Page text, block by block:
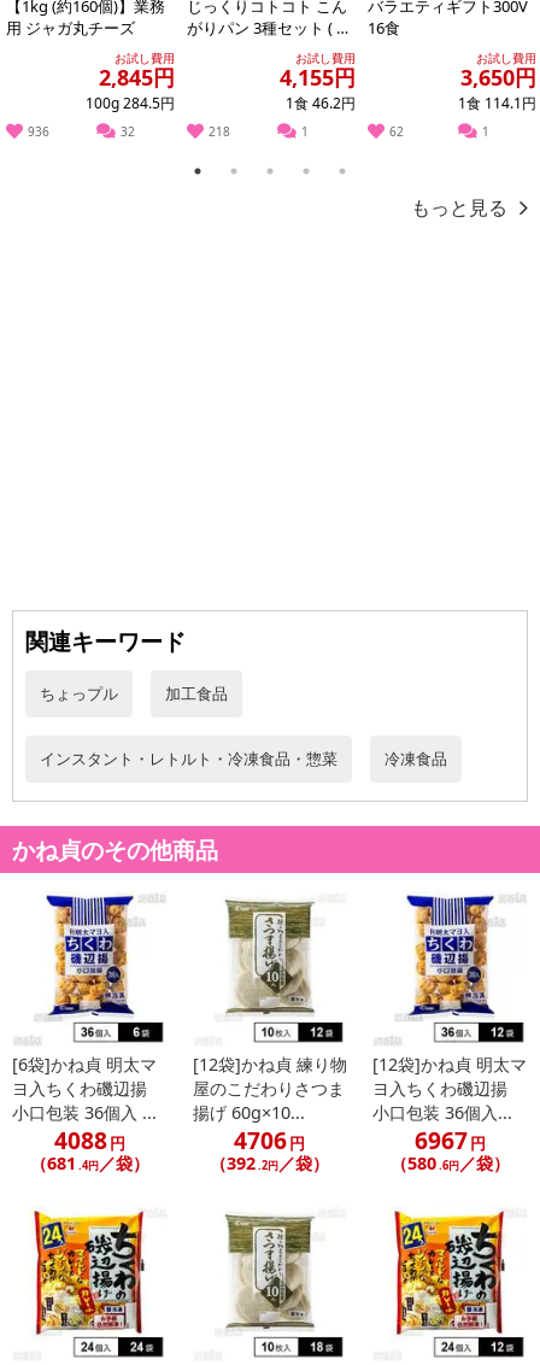
こちらの商品はクール便(冷凍)でのお届けとなります。確実に受
け取りが可能な方のみお申し込みください。
※こちらの商品は、沖縄・離島地域またはクール便でのお届けが出
来ない地域の方は、お申込みいただけませんので、ご了承ください
ませ。
※配送時に、ご不在でお受け取りいただけなかった場合、通常より
保管期間が短くなっておりますので、お早目に配送業者へ再配達を
また、[新たな加工食品の原料原産地表示制度]の経過措置期間の終
了により、商品詳細内に記載の原産国・原材料の表記が旧表記の場
あらかじめご了承いただいた上でお申込みください。なお、本理由
※送料はお試し費用に含まれております。
※お支払い方法は、電話料金合算払い、クレジットカード、dポイン
トの利用となります。
【発送・お届け・商品について】
※お申込み頂きました商品の同梱、お届けの日時指定はいたしかね
ます。
※お客様のご都合でお受取りいただけない場合、商品の再発送や返
金はいたしかねます。
また、お届け日時のご指定は、お受けできません。宅配業者からの
不在票にてご対応ください。
※発送予定日は前後する場合がございます。また商品によって発送
日が異なります。
※dショッピングサンプル百貨店よりお届けする商品は、ご利用いた
禁じます。
転売等、目的以外での利用が確認された場合は、サービス利用を停
止させていただきます。
発送日カレンダー
【1kg (約160個)】業務
用 ジャガ丸チーズ
お試し費用
2,845円
100g 284.5円
936 32
じっくりコトコト こん
がりパン 3種セット ( 濃
厚コーンポタージュ /
お試し費用
4,155円
1食 46.2円
218 1
バラエティギフト300V
16食
お試し費用
3,650円
1食 114.1円
62 1
1 2 3 4 5
もっと見る
関連キーワード
ちょっプル 加工食品
インスタント・レトルト・冷凍食品・惣菜 冷凍食品
かね貞のその他商品
[6袋]かね貞 明太マ
ヨ入ちくわ磯辺揚
小口包装 36個入 ...
4088円
（681 .4円／袋）
[12袋]かね貞 練り物
屋のこだわりさつま
揚げ 60g×10...
4706円
（392.2円／袋）
[12袋]かね貞 明太マ
ヨ入ちくわ磯辺揚
小口包装 36個入...
6967円
（580.6円／袋）